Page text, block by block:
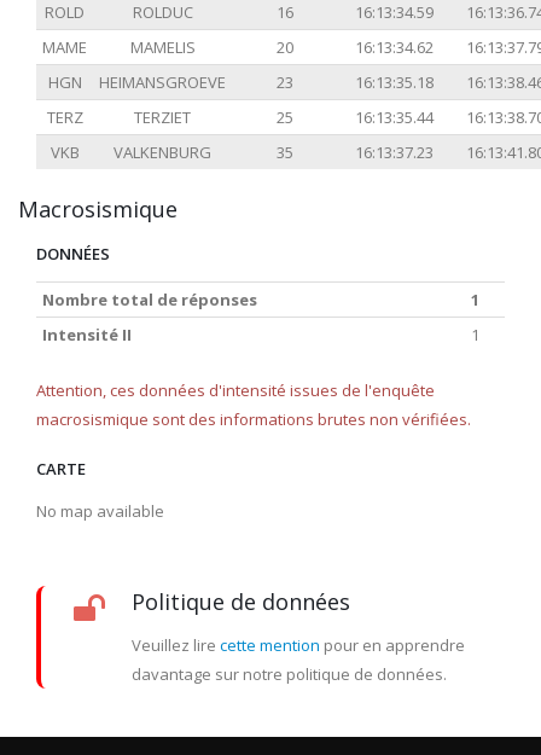
ROLD ROLDUC 16 16:13:34.59
MAME
MAMELIS 20 16:13:34.62
HGN
HEIMANSGROEVE 23 16:13:35.18
TERZ
TERZIET 25 16:13:35.44
VKB
VALKENBURG 35 16:13:37.23
Macrosismique
DONNÉES
Nombre total de réponses
1
Intensité II
1
Attention, ces données d'intensité issues de l'enquête
macrosismique sont des informations brutes non vérifiées.
CARTE
No map available
Politique de données
Veuillez lire cette mention pour en apprendre
davantage sur notre politique de données.